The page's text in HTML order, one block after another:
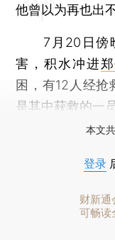
他曾以为再也出
7月20日傍晚
害，积水冲进
困，有12人经
是其中获救的一员
本文
登录
财新通
可畅读